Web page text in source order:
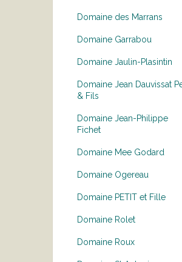
Domaine des Marrans
Domaine Garrabou
Domaine Jaulin-Plasintin
Domaine Jean Dauvissat
& Fils
Domaine Jean-Philippe
Fichet
Domaine Mee Godard
Domaine Ogereau
Domaine PETIT et Fille
Domaine Rolet
Domaine Roux